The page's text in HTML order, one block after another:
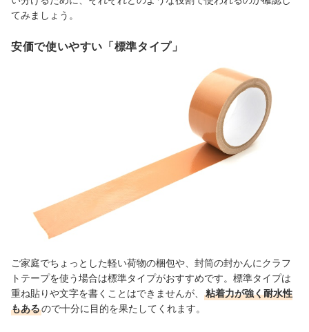
てみましょう。
安価で使いやすい「標準タイプ」
ご家庭でちょっとした軽い荷物の梱包や、封筒の封かんにクラフ
トテープを使う場合は標準タイプがおすすめです。標準タイプは
重ね貼りや文字を書くことはできませんが、
粘着力が強く耐水性
もあるので十分に目的を果たしてくれます。